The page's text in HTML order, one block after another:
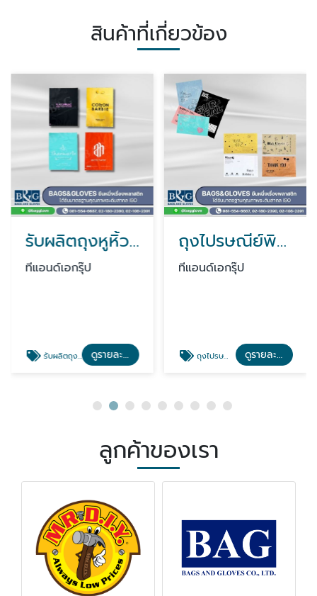
สินค้าที่เกี่ยวข้อง
รับผลิตถุงหูหิ้วพิมพ์โลโก้
ทีแอนด์เอกรุ๊ป
รับผลิตถุงหูหิ้วพิมพ์โลโก้ ดูรายละเอียด
ถุงไปรษณีย์พิมพ์ลาย
ทีแอนด์เอกรุ๊ป
ถุงไปรษณีย์พิมพ์ลาย ดูรายละเอียด
ลูกค้าของเรา